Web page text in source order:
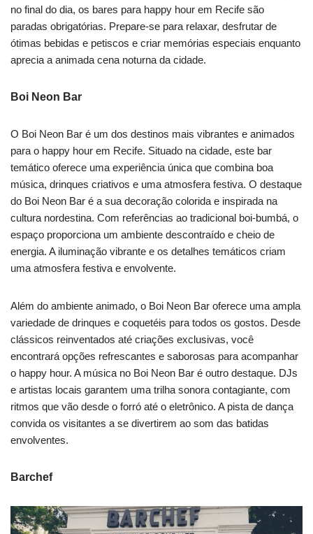
no final do dia, os bares para happy hour em Recife são
paradas obrigatórias. Prepare-se para relaxar, desfrutar de
ótimas bebidas e petiscos e criar memórias especiais enquanto
aprecia a animada cena noturna da cidade.
Boi Neon Bar
O Boi Neon Bar é um dos destinos mais vibrantes e animados
para o happy hour em Recife. Situado na cidade, este bar
temático oferece uma experiência única que combina boa
música, drinques criativos e uma atmosfera festiva. O destaque
do Boi Neon Bar é a sua decoração colorida e inspirada na
cultura nordestina. Com referências ao tradicional boi-bumbá, o
espaço proporciona um ambiente descontraído e cheio de
energia. A iluminação vibrante e os detalhes temáticos criam
uma atmosfera festiva e envolvente.
Além do ambiente animado, o Boi Neon Bar oferece uma ampla
variedade de drinques e coquetéis para todos os gostos. Desde
clássicos reinventados até criações exclusivas, você
encontrará opções refrescantes e saborosas para acompanhar
o happy hour. A música no Boi Neon Bar é outro destaque. DJs
e artistas locais garantem uma trilha sonora contagiante, com
ritmos que vão desde o forró até o eletrônico. A pista de dança
convida os visitantes a se divertirem ao som das batidas
envolventes.
Barchef